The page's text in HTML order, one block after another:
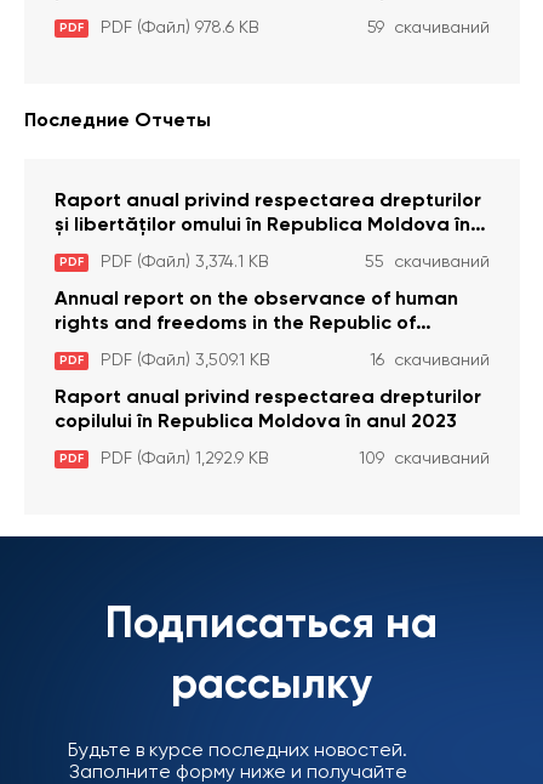
Constituțională
aprobarea proiectului de lege privind
activitatea sanitară veterinarăa
PDF PDF (Файл) 978.6 KB 59 скачиваний
Последние Отчеты
Raport anual privind respectarea drepturilor
și libertăților omului în Republica Moldova în
anul 2023
PDF PDF (Файл) 3,374.1 KB 55 скачиваний
Annual report on the observance of human
rights and freedoms in the Republic of
Moldova in 2023
PDF PDF (Файл) 3,509.1 KB 16 скачиваний
Raport anual privind respectarea drepturilor
copilului în Republica Moldova în anul 2023
PDF PDF (Файл) 1,292.9 KB 109 скачиваний
Подписаться на
рассылку
Будьте в курсе последних новостей.
Заполните форму ниже и получайте